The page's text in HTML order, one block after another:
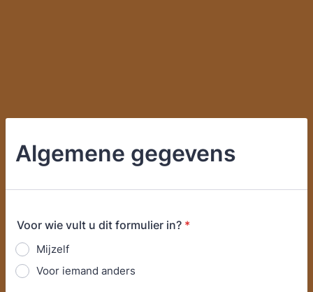
Algemene gegevens
Voor wie vult u dit formulier in? *
Mijzelf
Voor iemand anders